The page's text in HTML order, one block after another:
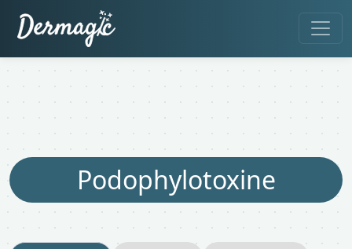
Podophylotoxine